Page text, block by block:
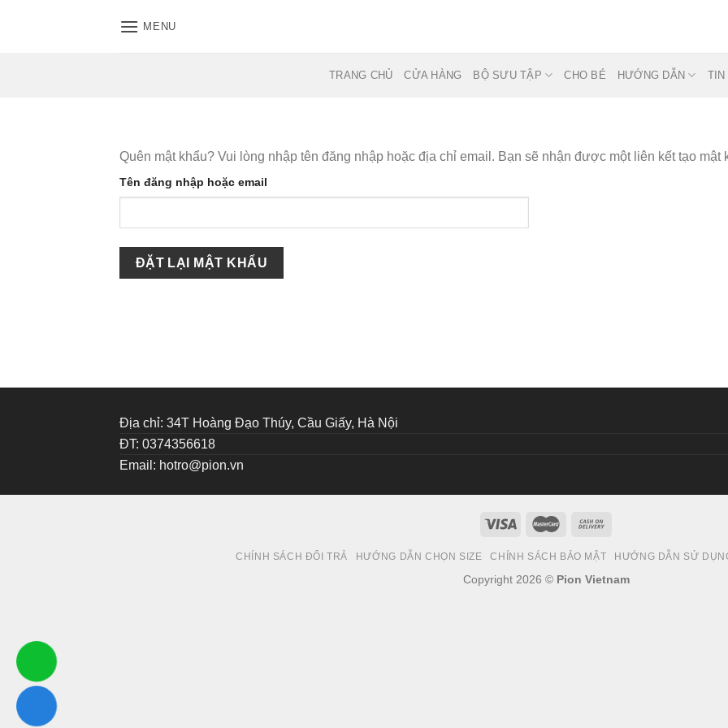
MENU
TRANG CHỦ CỬA HÀNG BỘ SƯU TẬP CHO BÉ HƯỚNG DẪN TIN
Quên mật khẩu? Vui lòng nhập tên đăng nhập hoặc địa chỉ email. Bạn sẽ nhận được một liên kết tạo mật
Tên đăng nhập hoặc email
ĐẶT LẠI MẬT KHẨU
Địa chỉ: 34T Hoàng Đạo Thúy, Cầu Giấy, Hà Nội
ĐT: 0374356618
Email: hotro@pion.vn
CHÍNH SÁCH ĐỔI TRẢ HƯỚNG DẪN CHỌN SIZE CHÍNH SÁCH BẢO MẬT HƯỚNG DẪN SỬ
Copyright 2026 © Pion Vietnam